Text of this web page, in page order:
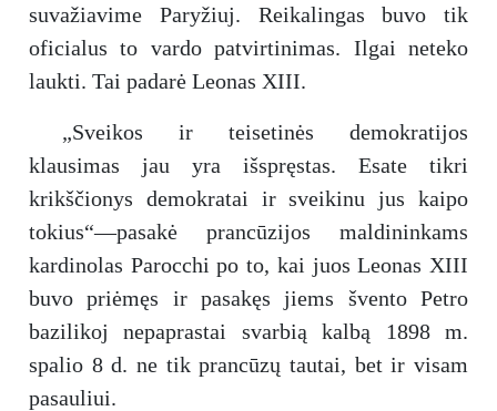
suvažiavime Paryžiuj. Reikalingas buvo tik
oficialus to vardo patvirtinimas. Ilgai neteko
laukti. Tai padarė Leonas XIII.
„Sveikos ir teisetinės demokratijos
klausimas jau yra išspręstas. Esate tikri
krikščionys demokratai ir sveikinu jus kaipo
tokius“—pasakė prancūzijos maldininkams
kardinolas Parocchi po to, kai juos Leonas XIII
buvo priėmęs ir pasakęs jiems švento Petro
bazilikoj nepaprastai svarbią kalbą 1898 m.
spalio 8 d. ne tik prancūzų tautai, bet ir visam
pasauliui.